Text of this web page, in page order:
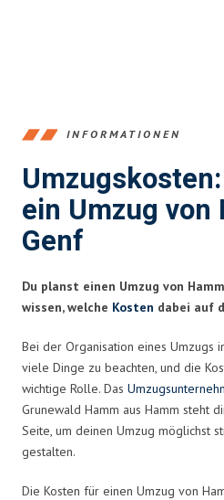
INFORMATIONEN
ein Umzug von
Genf
Du planst einen Umzug von
wissen, welche Kosten dabei auf
Bei der Organisation eines Umzugs
viele Dinge zu beachten, und die
wichtige Rolle. Das
Grunewald Hamm aus Hamm steht
Seite, um deinen Umzug möglichst
gestalten.
Die Kosten für einen Umzug von